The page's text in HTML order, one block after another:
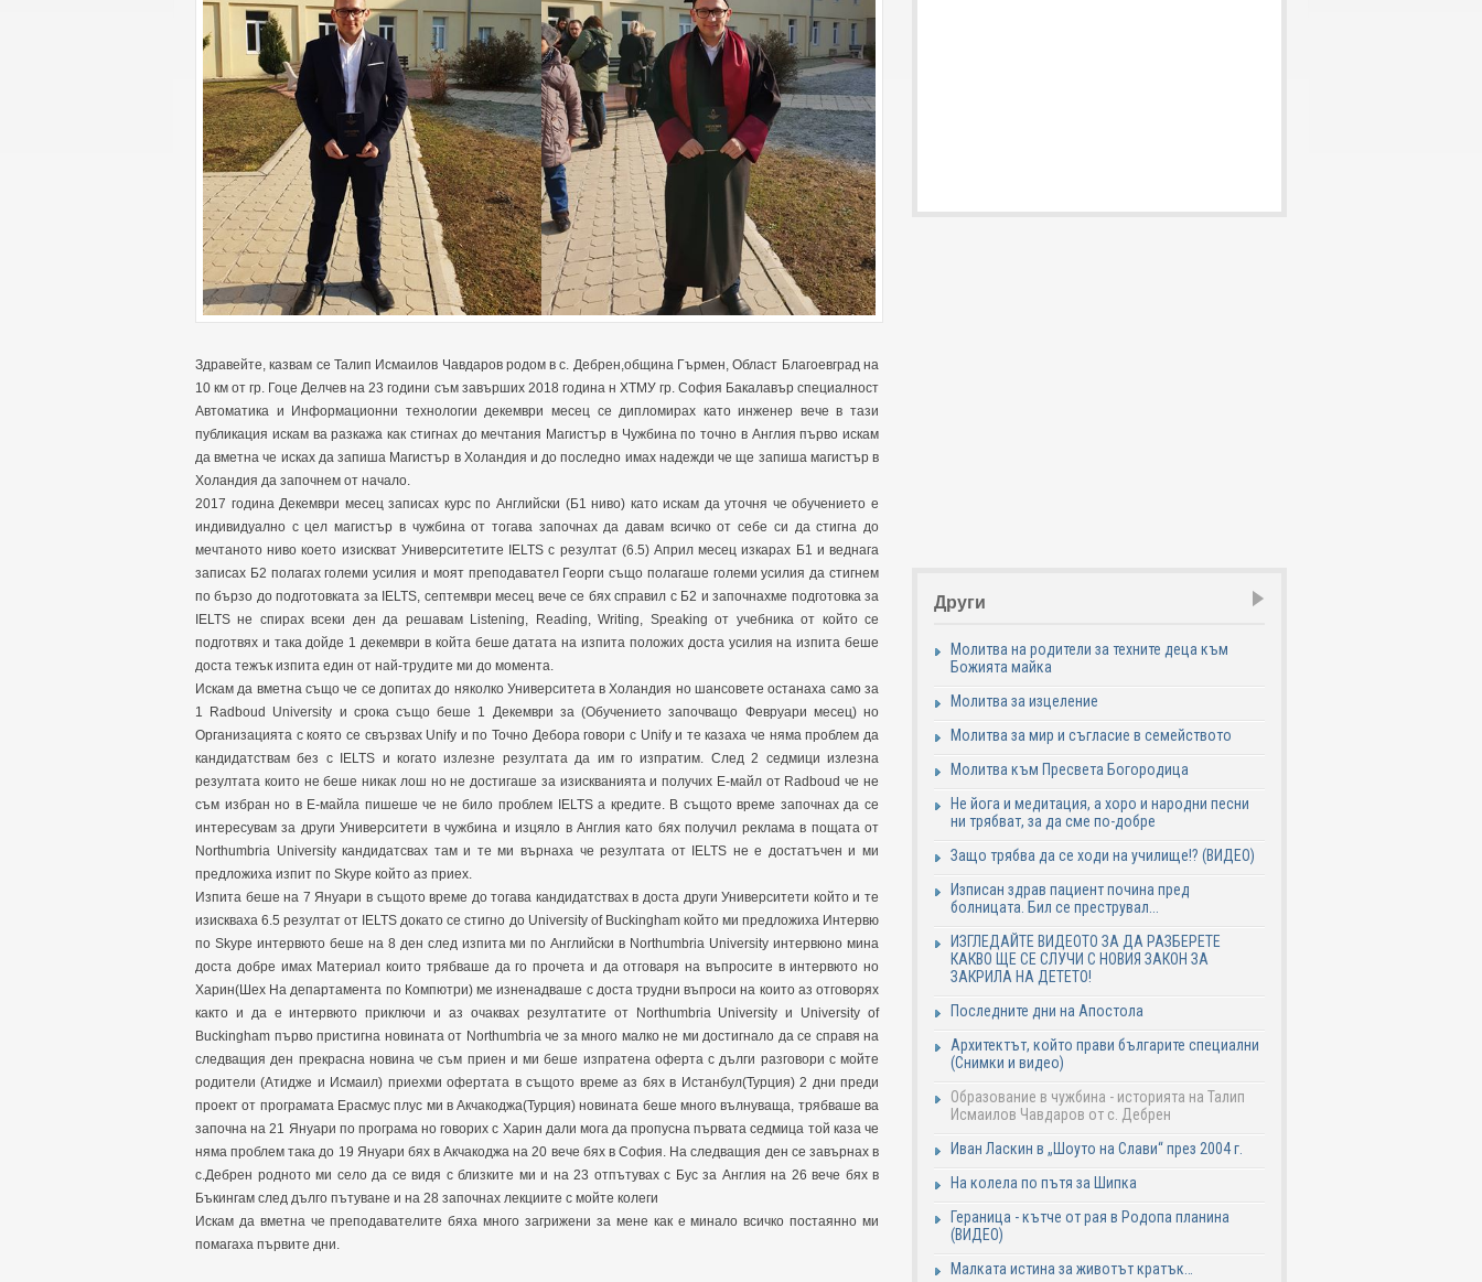
Здравейте, казвам се Талип Исмаилов Чавдаров родом в с. Дебрен,община Гърмен, Област Благоевград на
10 км от гр. Гоце Делчев на 23 години съм завърших 2018 година н ХТМУ гр. София Бакалавър специалност
Автоматика и Информационни технологии декември месец се дипломирах като инженер вече в тази
публикация искам ва разкажа как стигнах до мечтания Магистър в Чужбина по точно в Англия първо искам
да вметна че исках да запиша Магистър в Холандия и до последно имах надежди че ще запиша магистър в
Холандия да започнем от начало.
2017 година Декември месец записах курс по Английски (Б1 ниво) като искам да уточня че обучението е
индивидуално с цел магистър в чужбина от тогава започнах да давам всичко от себе си да стигна до
мечтаното ниво което изискват Университетите IELTS с резултат (6.5) Април месец изкарах Б1 и веднага
записах Б2 полагах големи усилия и моят преподавател Георги също полагаше големи усилия да стигнем
по бързо до подготовката за IELTS, септември месец вече се бях справил с Б2 и започнахме подготовка за
IELTS не спирах всеки ден да решавам Listening, Reading, Writing, Speaking от учебника от който се
подготвях и така дойде 1 декември в койта беше датата на изпита положих доста усилия на изпита беше
доста тежък изпита един от най-трудите ми до момента.
Искам да вметна също че се допитах до няколко Университета в Холандия но шансовете останаха само за
1 Radboud University и срока също беше 1 Декември за (Обучението започващо Февруари месец) но
Организацията с която се свързвах Unify и по Точно Дебора говори с Unify и те казаха че няма проблем да
кандидатствам без с IELTS и когато излезне резултата да им го изпратим. След 2 седмици излезна
резултата които не беше никак лош но не достигаше за изискванията и получих Е-майл от Radboud че не
съм избран но в Е-майла пишеше че не било проблем IELTS а кредите. В същото време започнах да се
интересувам за други Университети в чужбина и изцяло в Англия като бях получил реклама в пощата от
Northumbria University кандидатсвах там и те ми върнаха че резултата от IELTS не е достатъчен и ми
предложиха изпит по Skype който аз приех.
Изпита беше на 7 Януари в същото време до тогава кандидатствах в доста други Университети който и те
изискваха 6.5 резултат от IELTS докато се стигно до University of Buckingham който ми предложиха Интервю
по Skype интервюто беше на 8 ден след изпита ми по Английски в Northumbria University интервюно мина
доста добре имах Материал които трябваше да го прочета и да отговаря на въпросите в интервюто но
Харин(Шех На департамента по Компютри) ме изненадваше с доста трудни въпроси на които аз отговорях
както и да е интервюто приключи и аз очаквах резултатите от Northumbria University и University of
Buckingham първо пристигна новината от Northumbria че за много малко не ми достигнало да се справя на
следващия ден прекрасна новина че съм приен и ми беше изпратена оферта с дълги разговори с мойте
родители (Атидже и Исмаил) приехми офертата в същото време аз бях в Истанбул(Турция) 2 дни преди
проект от програмата Ерасмус плус ми в Акчакоджа(Турция) новината беше много вълнуваща, трябваше ва
започна на 21 Януари по програма но говорих с Харин дали мога да пропусна първата седмица той каза че
няма проблем така до 19 Януари бях в Акчакоджа на 20 вече бях в София. На следващия ден се завърнах в
с.Дебрен родното ми село да се видя с близките ми и на 23 отпътувах с Бус за Англия на 26 вече бях в
Бъкингам след дълго пътуване и на 28 започнах лекциите с мойте колеги
Искам да вметна че преподавателите бяха много загрижени за мене как е минало всичко постаянно ми
помагаха първите дни.
Други
Молитва на родители за техните деца към
Божията майка
Молитва за изцеление
Молитва за мир и съгласие в семейството
Молитва към Пресвета Богородица
Не йога и медитация, а хоро и народни песни
ни трябват, за да сме по-добре
Защо трябва да се ходи на училище!? (ВИДЕО)
Изписан здрав пациент почина пред
болницата. Бил се преструвал...
ИЗГЛЕДАЙТЕ ВИДЕОТО ЗА ДА РАЗБЕРЕТЕ
КАКВО ЩЕ СЕ СЛУЧИ С НОВИЯ ЗАКОН ЗА
ЗАКРИЛА НА ДЕТЕТО!
Последните дни на Апостола
Архитектът, който прави българите специални
(Снимки и видео)
Образование в чужбина - историята на Талип
Исмаилов Чавдаров от с. Дебрен
Иван Ласкин в „Шоуто на Слави“ през 2004 г.
На колела по пътя за Шипка
Гераница - кътче от рая в Родопа планина
(ВИДЕО)
Малката истина за животът кратък…